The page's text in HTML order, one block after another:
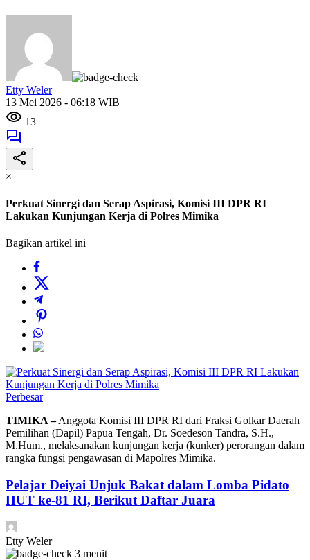
Etty Weler
13 Mei 2026 - 06:18 WIB
13
×
Perkuat Sinergi dan Serap Aspirasi, Komisi III DPR RI
Lakukan Kunjungan Kerja di Polres Mimika
Bagikan artikel ini
Perbesar
TIMIKA –Anggota Komisi III DPR RI dari Fraksi Golkar Daerah
Pemilihan (Dapil) Papua Tengah, Dr. Soedeson Tandra, S.H.,
M.Hum., melaksanakan kunjungan kerja (kunker) perorangan dalam
rangka fungsi pengawasan di Mapolres Mimika.
Pelajar Deiyai Unjuk Bakat dalam Lomba Pidato
HUT ke-81 RI, Berikut Daftar Juara
Etty Weler
3 menit